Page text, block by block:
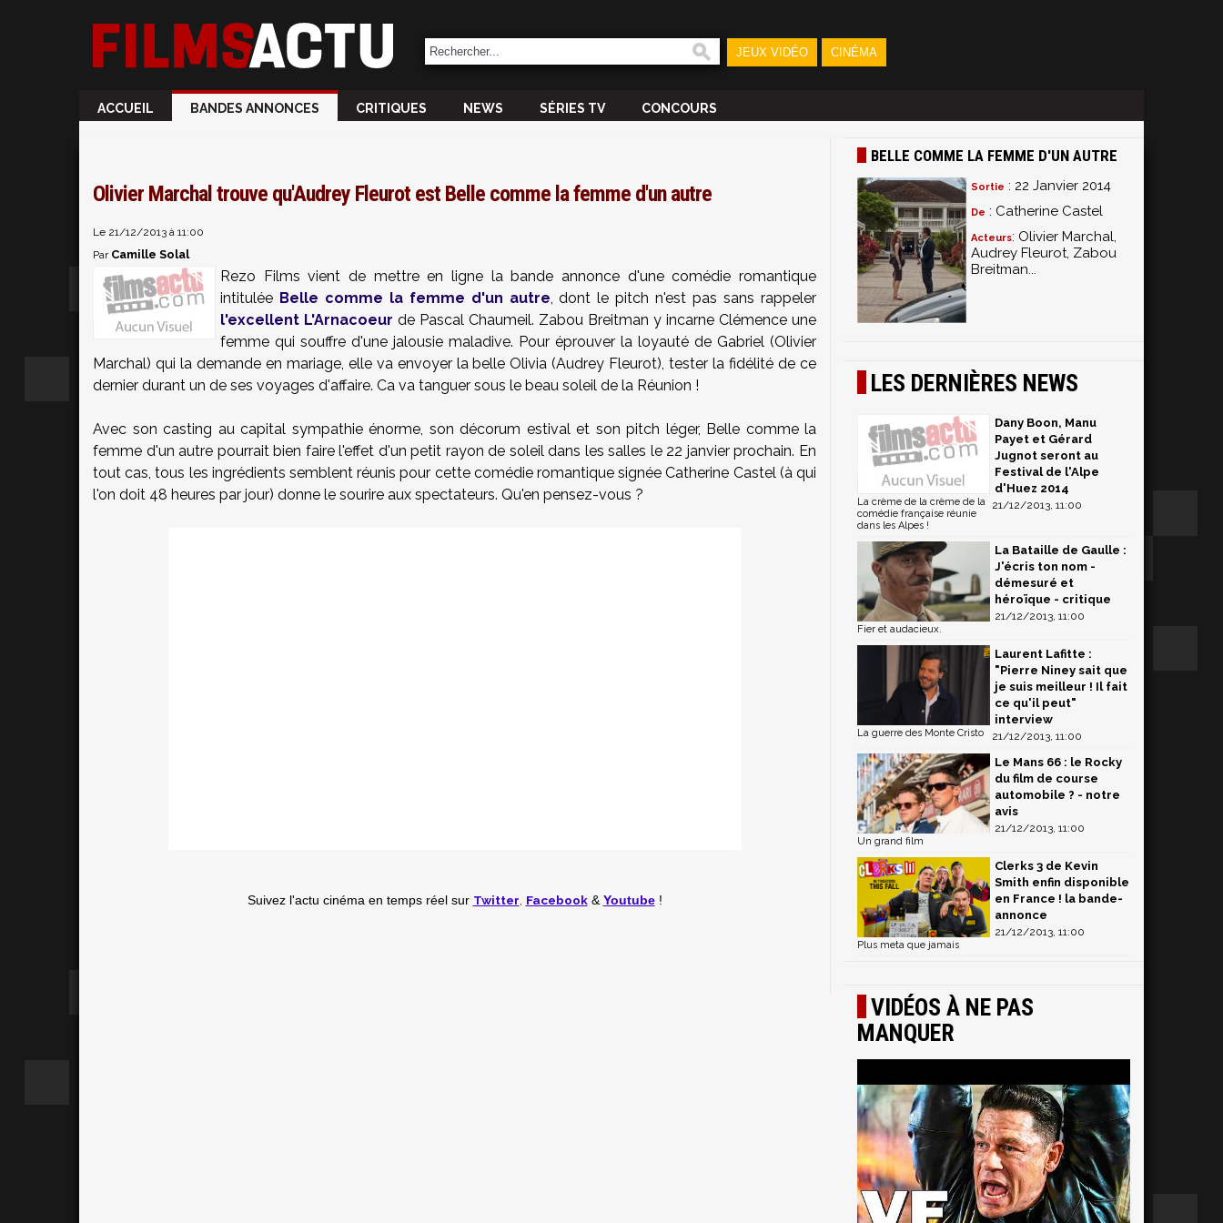
JEUX VIDÉO CINÉMA
ACCUEIL BANDES ANNONCES CRITIQUES NEWS SÉRIES TV CONCOURS
Olivier Marchal trouve qu'Audrey Fleurot est Belle comme la femme d'un autre
Le 21/12/2013 à 11:00
Par Camille Solal
Rezo Films vient de mettre en ligne la bande annonce d'une comédie romantique
intitulée Belle comme la femme d'un autre, dont le pitch n'est pas sans rappeler
l'excellent L'Arnacoeur de Pascal Chaumeil. Zabou Breitman y incarne Clémence une
femme qui souffre d'une jalousie maladive. Pour éprouver la loyauté de Gabriel (Olivier
Marchal) qui la demande en mariage, elle va envoyer la belle Olivia (Audrey Fleurot), tester la fidélité de ce
dernier durant un de ses voyages d'affaire. Ca va tanguer sous le beau soleil de la Réunion !
Avec son casting au capital sympathie énorme, son décorum estival et son pitch léger, Belle comme la
femme d'un autre pourrait bien faire l'effet d'un petit rayon de soleil dans les salles le 22 janvier prochain. En
tout cas, tous les ingrédients semblent réunis pour cette comédie romantique signée Catherine Castel (à qui
l'on doit 48 heures par jour) donne le sourire aux spectateurs. Qu'en pensez-vous ?
Suivez l'actu cinéma en temps réel sur Twitter Facebook& Youtube!
BELLE COMME LA FEMME D'UN AUTRE
Sortie : 22 Janvier 2014
De : Catherine Castel
Acteurs: Olivier Marchal,
Audrey Fleurot, Zabou
Breitman...
LES DERNIÈRES NEWS
Dany Boon, Manu
Payet et Gérard
Jugnot seront au
Festival de l'Alpe
d'Huez 2014
21/12/2013, 11:00
La crème de la crème de la
comédie française réunie
dans les Alpes !
La Bataille de Gaulle :
J'écris ton nom -
démesuré et
héroïque - critique
21/12/2013, 11:00
Fier et audacieux.
Laurent Lafitte :
"Pierre Niney sait que
je suis meilleur ! Il fait
ce qu'il peut"
interview
21/12/2013, 11:00
La guerre des Monte Cristo
Le Mans 66 : le Rocky
du film de course
automobile ? - notre
avis
21/12/2013, 11:00
Un grand film
Clerks 3 de Kevin
Smith enfin disponible
en France ! la bande-
annonce
21/12/2013, 11:00
Plus meta que jamais
VIDÉOS À NE PAS
MANQUER